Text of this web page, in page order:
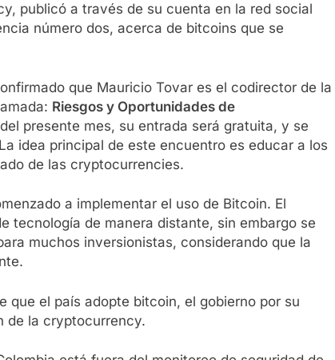
publicó a través de su cuenta en la red social
número dos, acerca de bitcoins que se
que Mauricio Tovar es el codirector de la
Riesgos y Oportunidades de
presente mes, su entrada será gratuita, y se
idea principal de este encuentro es educar a los
de las cryptocurrencies.
a implementar el uso de Bitcoin. El
tecnología de manera distante, sin embargo se
muchos inversionistas, considerando que la
que el país adopte bitcoin, el gobierno por su
de la cryptocurrency.